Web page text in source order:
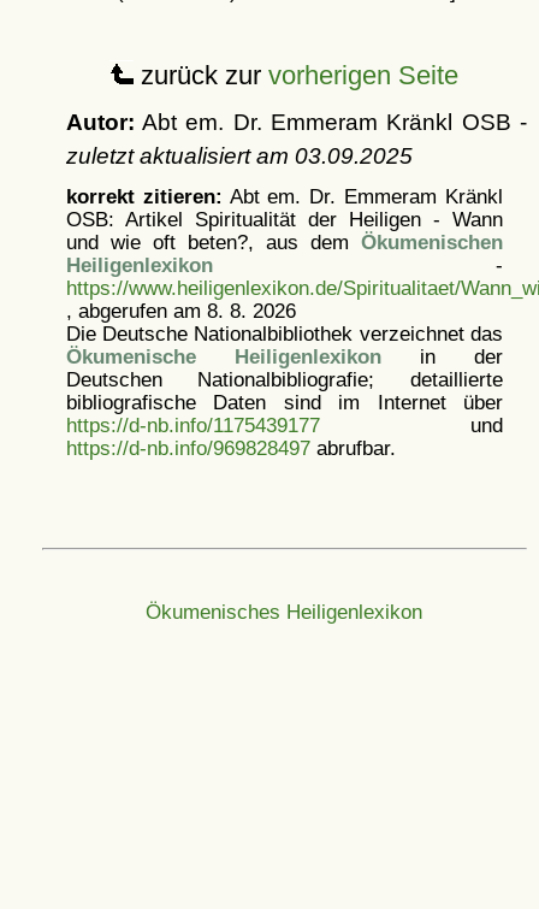
zurück zurvorherigen Seite
Autor: Abt em. Dr. Emmeram Kränkl OSB -
zuletzt aktualisiert am 03.09.2025
korrekt zitieren: Abt em. Dr. Emmeram Kränkl
OSB: Artikel Spiritualität der Heiligen - Wann
und wie oft beten?, aus dem Ökumenischen
Heiligenlexikon-
https://www.heiligenlexikon.de/Spiritualitaet/
, abgerufen am 8. 8. 2026
Die Deutsche Nationalbibliothek verzeichnet das
Ökumenische Heiligenlexikonin der
Deutschen Nationalbibliografie; detaillierte
bibliografische Daten sind im Internet über
https://d-nb.info/1175439177und
https://d-nb.info/969828497abrufbar.
Ökumenisches Heiligenlexikon